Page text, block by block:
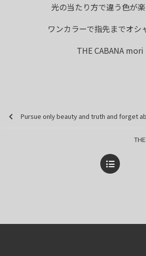
光の当たり方で違う色が
ワンカラーで指先までオ
THE CABANA mori
Pursue only beauty and truth and forget